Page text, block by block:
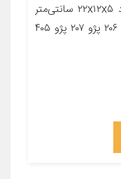
معرفی محصول جزئیات محصول ابعاد ۲۲x۱۲x۵ سانتی‌متر
جنس ویسکوز مناسب برای خودرو پژو ۲۰۶ پژو ۲۰۷ پژو ۴۰۵